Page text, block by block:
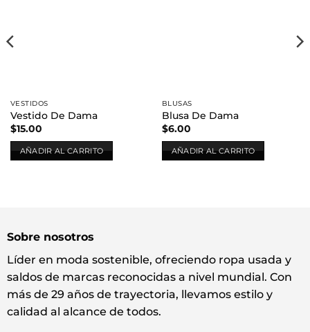
VESTIDOS
Vestido De Dama
$15.00
AÑADIR AL CARRITO
BLUSAS
Blusa De Dama
$6.00
AÑADIR AL CARRITO
Sobre nosotros
Líder en moda sostenible, ofreciendo ropa usada y
saldos de marcas reconocidas a nivel mundial. Con
más de 29 años de trayectoria, llevamos estilo y
calidad al alcance de todos.